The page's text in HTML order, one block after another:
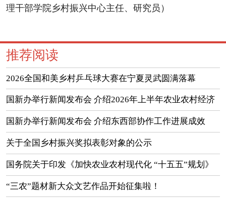
理干部学院乡村振兴中心主任、研究员）
推荐阅读
2026全国和美乡村乒乓球大赛在宁夏灵武圆满落幕
国新办举行新闻发布会 介绍2026年上半年农业农村经济
运行情况
国新办举行新闻发布会 介绍东西部协作工作进展成效
（实录）
关于全国乡村振兴奖拟表彰对象的公示
国务院关于印发《加快农业农村现代化 “十五五”规划》
的通知
“三农”题材新大众文艺作品开始征集啦！